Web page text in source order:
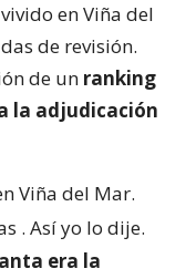
en Viña del
de revisión.
de un ranking
la adjudicación
Viña del Mar.
. Así yo lo dije.
era la